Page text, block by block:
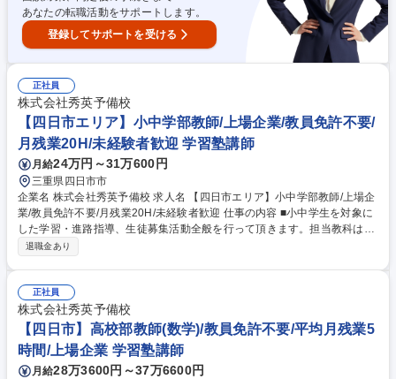
あなたの転職活動をサポートします。
登録してサポートを受ける
正社員
株式会社秀英予備校
【四日市エリア】小中学部教師/上場企業/教員免許不要/
月残業20H/未経験者歓迎 学習塾講師
月給24万円～31万600円
三重県四日市市
企業名 株式会社秀英予備校 求人名 【四日市エリア】小中学部教師/上場企
業/教員免許不要/月残業20H/未経験者歓迎 仕事の内容 ■小中学生を対象に
した学習・進路指導、生徒募集活動全般を行って頂きます。担当教科は適
正に合わせて決定しますが、基本的に英語・数学から1教科、理科・社会
画を立てる)【生徒対応】質問対応/生徒、保護者との面談【校舎運営】生
徒の出迎え見送り/出欠管理/校舎内掲示/教室美化/イベント(保護者会、説
明会)運営/電話応対/コミュニケーションアプリで保護者との連絡・生徒募
集活動※室長へとキャリアアップすると一部マネジメント業務や生徒募集
の企画運営を担います。 募集職種 【四日市エリア】小中学部教師/上場企
業/教員免許不要/月残業20H/未経験者歓迎
退職金あり
正社員
株式会社秀英予備校
【四日市】高校部教師(数学)/教員免許不要/平均月残業5
時間/上場企業 学習塾講師
月給28万3600円～37万6600円